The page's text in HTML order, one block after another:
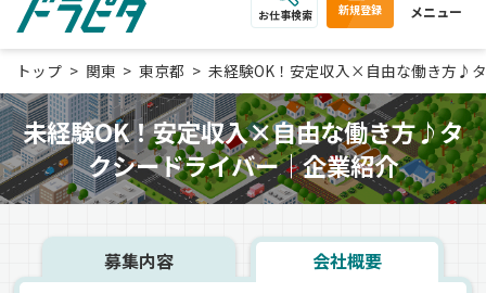
お仕事検索 新規登録 メニュー
トップ 関東 東京都 未経験OK！安定収入×自由な働き方♪
未経験OK！安定収入×自由な働き方♪タ
クシードライバー｜企業紹介
募集内容 会社概要